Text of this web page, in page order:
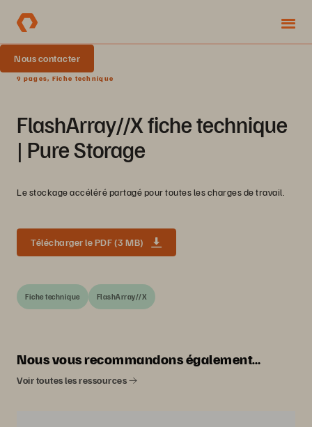
Nous contacter
9 pages, Fiche technique
FlashArray//X fiche technique
| Pure Storage
Le stockage accéléré partagé pour toutes les charges de travail.
Télécharger le PDF (3 MB)
Fiche technique FlashArray//X
Nous vous recommandons également…
Voir toutes les ressources